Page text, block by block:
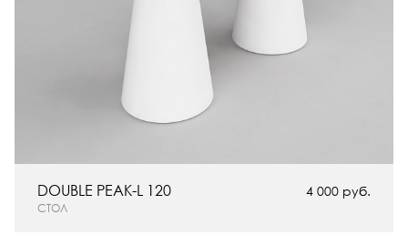
4 000 руб.
СТОЛ
DOUBLE PEAK-L 120